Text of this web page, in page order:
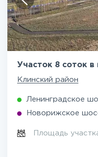
Участок 8 соток в
Клинский район
Ленинградское
Новорижское
Площадь